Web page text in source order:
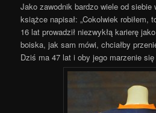
Jako zawodnik bardzo wiele od siebie
książce napisał: „Cokolwiek robiłem,
16 lat prowadził niezwykłą karierę
boiska, jak sam mówi, chciałby
Dziś ma 47 lat i oby jego marzenie się